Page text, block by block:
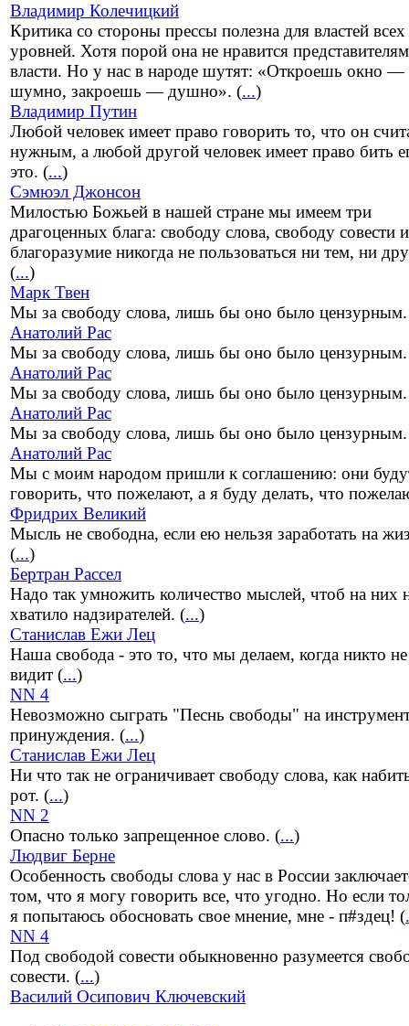
Владимир Колечицкий
Критика со стороны прессы полезна для властей всех
уровней. Хотя порой она не нравится представителям
власти. Но у нас в народе шутят: «Откроешь окно —
шумно, закроешь — душно». (...)
Владимир Путин
Любой человек имеет право говорить то, что он
нужным, а любой другой человек имеет право бить
это. (...)
Сэмюэл Джонсон
Милостью Божьей в нашей стране мы имеем три
драгоценных блага: свободу слова, свободу совести и
благоразумие никогда не пользоваться ни тем, ни
(...)
Марк Твен
Мы за свободу слова, лишь бы оно было
Анатолий Рас
Мы за свободу слова, лишь бы оно было
Анатолий Рас
Мы за свободу слова, лишь бы оно было
Анатолий Рас
Мы за свободу слова, лишь бы оно было
Анатолий Рас
Мы с моим народом пришли к соглашению: они
говорить, что пожелают, а я буду делать, что
Фридрих Великий
Мысль не свободна, если ею нельзя заработать на
(...)
Бертран Рассел
Надо так умножить количество мыслей, чтоб на них
хватило надзирателей. (...)
Станислав Ежи Лец
Наша свобода - это то, что мы делаем, когда никто не
видит (...)
NN 4
Невозможно сыграть "Песнь свободы" на
принуждения. (...)
Станислав Ежи Лец
Ни что так не ограничивает свободу слова, как
рот. (...)
NN 2
Опасно только запрещенное слово. (...)
Людвиг Берне
Особенность свободы слова у нас в России
том, что я могу говорить все, что угодно. Но если
я попытаюсь обосновать свое мнение, мне - п#здец! (
NN 4
Под свободой совести обыкновенно разумеется
совести. (...)
Василий Осипович Ключевский